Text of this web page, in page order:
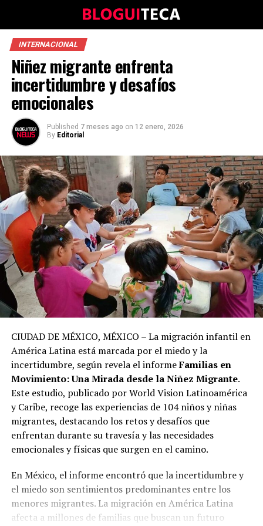
INTERNACIONAL
Niñez migrante enfrenta
incertidumbre y desafíos
emocionales
Published 7 meses ago on 12 enero, 2026
By Editorial
CIUDAD DE MÉXICO, MÉXICO – La migración infantil en
América Latina está marcada por el miedo y la
incertidumbre, según revela el informeFamilias en
Movimiento: Una Mirada desde la Niñez Migrante.
Este estudio, publicado por World Vision Latinoamérica
y Caribe, recoge las experiencias de 104 niños y niñas
migrantes, destacando los retos y desafíos que
enfrentan durante su travesía y las necesidades
emocionales y físicas que surgen en el camino.
En México, el informe encontró que la incertidumbre y
el miedo son sentimientos predominantes entre los
menores migrantes. La migración en América Latina
afecta a millones de familias que buscan un futuro